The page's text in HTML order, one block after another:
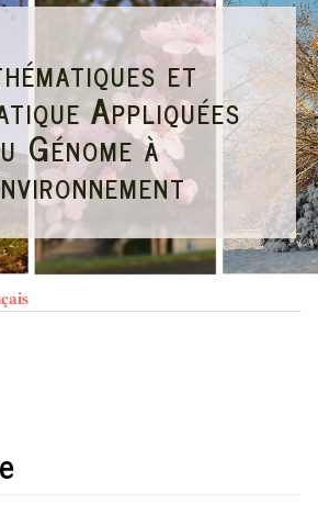
et
Appliquées
Génome à